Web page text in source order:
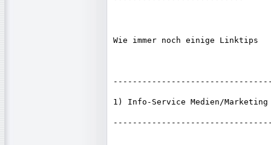
Wie immer noch einige Linktips
1) Info-Service Medien/Marketing